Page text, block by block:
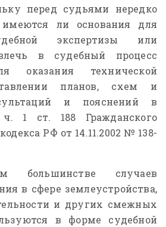
перед судьями нередко
ли основания для
экспертизы или
в судебный процесс
оказания технической
планов, схем и
и пояснений в
ч. 1 ст. 188 Гражданского
РФ от 14.11.2002 № 138-
большинстве случаев
в сфере землеустройства,
и других смежных
в форме судебной